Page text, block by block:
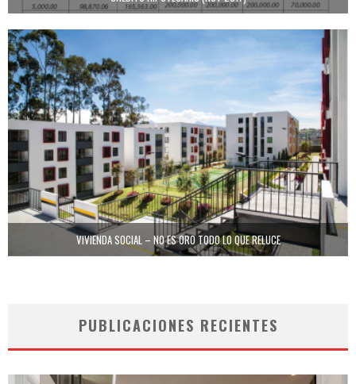
VIVIENDA SOCIAL – NO ES ORO TODO LO QUE RELUCE
PUBLICACIONES RECIENTES